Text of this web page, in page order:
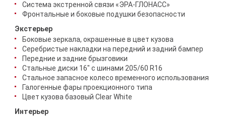
Система экстренной связи «ЭРА-ГЛОНАСС»
Фронтальные и боковые подушки безопасности
Экстерьер
Боковые зеркала, окрашенные в цвет кузова
Серебристые накладки на передний и задний бампер
Передние и задние брызговики
Стальные диски 16" с шинами 205/60 R16
Стальное запасное колесо временного использования
Галогенные фары проекционного типа
Цвет кузова базовый Clear White
Интерьер